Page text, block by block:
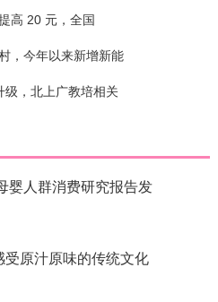
高 20 元，全国
，今年以来新增新能
级，北上广教培相关
婴人群消费研究报告发
受原汁原味的传统文化